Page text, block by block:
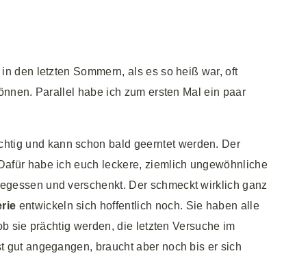
den letzten Sommern, als es so heiß war, oft
Parallel habe ich zum ersten Mal ein paar
und kann schon bald geerntet werden. Der
habe ich euch leckere, ziemlich ungewöhnliche
und verschenkt. Der schmeckt wirklich ganz
entwickeln sich hoffentlich noch. Sie haben alle
sie prächtig werden, die letzten Versuche im
gut angegangen, braucht aber noch bis er sich